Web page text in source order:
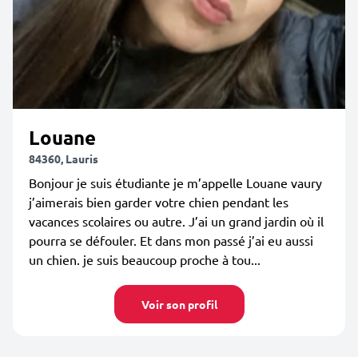
Louane
84360, Lauris
Bonjour je suis étudiante je m’appelle Louane vaury
j’aimerais bien garder votre chien pendant les
vacances scolaires ou autre. J’ai un grand jardin où il
pourra se défouler. Et dans mon passé j’ai eu aussi
un chien. je suis beaucoup proche à tou...
Voir son profil